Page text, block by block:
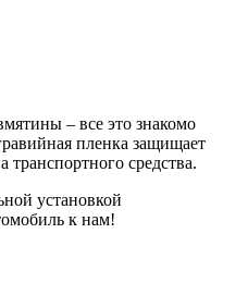
– все это знакомо
пленка защищает
транспортного средства.
установкой
к нам!